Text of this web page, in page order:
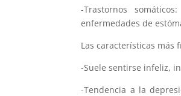
-Trastornos
enfermedades de
Las características más
-Suele sentirse infeliz,
-Tendencia a la